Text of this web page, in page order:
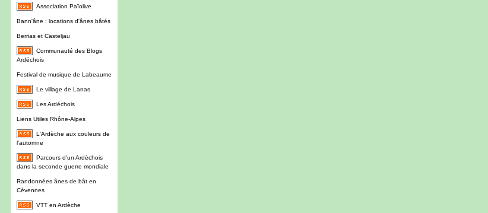
Association Païolive
Bann'âne : locations d'ânes bâtés
Berrias et Casteljau
Communauté des Blogs
Ardéchois
Festival de musique de Labeaume
Le village de Lanas
Les Ardéchois
Liens Utiles Rhône-Alpes
L'Ardèche aux couleurs de
l'automne
Parcours d'un Ardéchois
dans la seconde guerre mondiale
Randonnées ânes de bât en
Cévennes
VTT en Ardèche